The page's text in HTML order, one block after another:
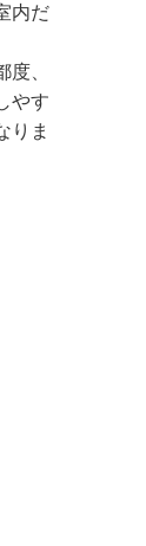
内だ
、
やす
りま